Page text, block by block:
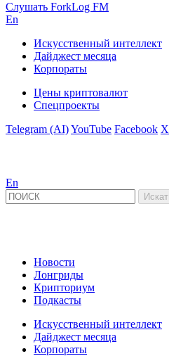
Слушать ForkLog FM
En
Искусственный интеллект
Дайджест месяца
Корпораты
Цены криптовалют
Спецпроекты
Telegram (AI)YouTube Facebook X
En
Новости
Лонгриды
Крипториум
Подкасты
Искусственный интеллект
Дайджест месяца
Корпораты